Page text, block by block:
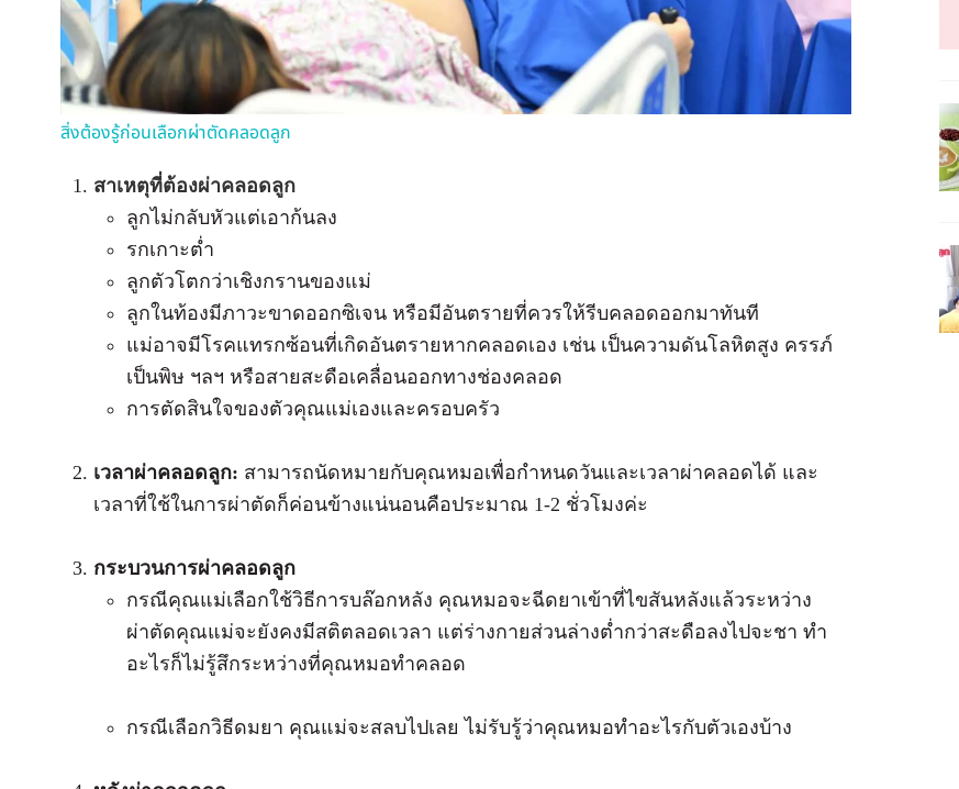
สิ่งต้องรู้ก่อนเลือกผ่าตัดคลอดลูก
สาเหตุที่ต้องผ่าคลอดลูก
ลูกไม่กลับหัวแต่เอาก้นลง
รกเกาะต่ำ
ลูกตัวโตกว่าเชิงกรานของแม่
ลูกในท้องมีภาวะขาดออกซิเจน หรือมีอันตรายที่ควรให้รีบคลอดออกมาทันที
แม่อาจมีโรคแทรกซ้อนที่เกิดอันตรายหากคลอดเอง เช่น เป็นความดันโลหิตสูง ครรภ์
เป็นพิษ ฯลฯ หรือสายสะดือเคลื่อนออกทางช่องคลอด
การตัดสินใจของตัวคุณแม่เองและครอบครัว
เวลาผ่าคลอดลูก: สามารถนัดหมายกับคุณหมอเพื่อกำหนดวันและเวลาผ่าคลอดได้ และ
เวลาที่ใช้ในการผ่าตัดก็ค่อนข้างแน่นอนคือประมาณ 1-2 ชั่วโมงค่ะ
กระบวนการผ่าคลอดลูก
กรณีคุณแม่เลือกใช้วิธีการบล๊อกหลัง คุณหมอจะฉีดยาเข้าที่ไขสันหลังแล้วระหว่าง
ผ่าตัดคุณแม่จะยังคงมีสติตลอดเวลา แต่ร่างกายส่วนล่างต่ำกว่าสะดือลงไปจะชา ทำ
อะไรก็ไม่รู้สึกระหว่างที่คุณหมอทำคลอด
กรณีเลือกวิธีดมยา คุณแม่จะสลบไปเลย ไม่รับรู้ว่าคุณหมอทำอะไรกับตัวเองบ้าง